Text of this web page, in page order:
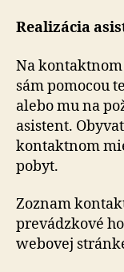
Realizácia
Na kontaktnom
sám pomocou
alebo mu na
asistent.
kontaktnom
pobyt.
Zoznam
prevádzkové
webovej